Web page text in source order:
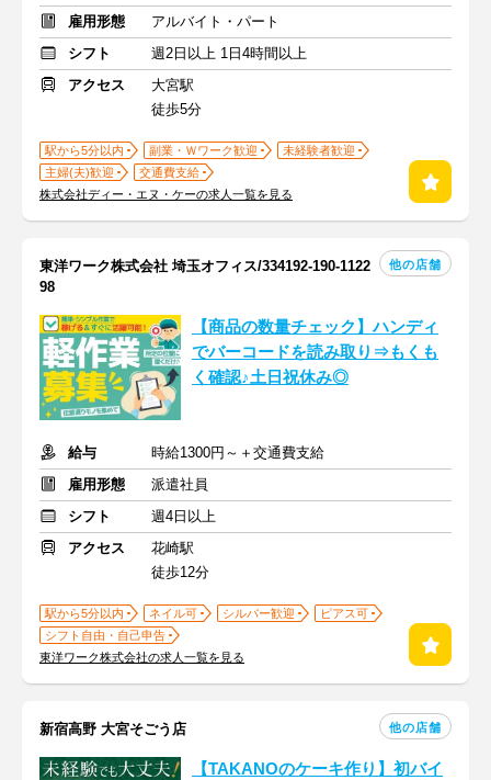
雇用形態
アルバイト・パート
シフト
週2日以上 1日4時間以上
アクセス
大宮駅
徒歩5分
駅から5分以内 副業・Ｗワーク歓迎
未経験者歓迎
主婦(夫)歓迎
交通費支給
株式会社ディー・エヌ・ケーの求人一覧を見る
東洋ワーク株式会社 埼玉オフィス/334192-190-1122
98
他の店舗
【商品の数量チェック】ハンディ
でバーコードを読み取り⇒もくも
く確認♪土日祝休み◎
給与
時給1300円～＋交通費支給
雇用形態
派遣社員
シフト
週4日以上
アクセス
花崎駅
徒歩12分
駅から5分以内 ネイル可 シルバー歓迎
ピアス可
シフト自由・自己申告
東洋ワーク株式会社の求人一覧を見る
新宿高野 大宮そごう店 他の店舗
【TAKANOのケーキ作り】初バイ